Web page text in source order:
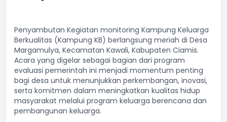
Penyambutan Kegiatan monitoring Kampung Keluarga
Berkualitas (Kampung KB) berlangsung meriah di Desa
Margamulya, Kecamatan Kawali, Kabupaten Ciamis.
Acara yang digelar sebagai bagian dari program
evaluasi pemerintah ini menjadi momentum penting
bagi desa untuk menunjukkan perkembangan, inovasi,
serta komitmen dalam meningkatkan kualitas hidup
masyarakat melalui program keluarga berencana dan
pembangunan keluarga.